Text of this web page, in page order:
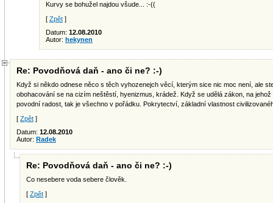
Kurvy se bohužel najdou všude... :-((
[ Zpět ]
Datum: 12.08.2010
Autor: hekynen
Re: Povodňová daň - ano či ne? :-)
Když si někdo odnese něco s těch vyhozenejch věcí, kterým sice nic moc není, ale
obohacování se na cizím neštěstí, hyenizmus, krádež. Když se udělá zákon, na
povodní radost, tak je všechno v pořádku. Pokrytectví, základní vlastnost
[ Zpět ]
Datum: 12.08.2010
Autor: Radek
Re: Povodňová daň - ano či ne? :-)
Co nesebere voda sebere člověk.
[ Zpět ]